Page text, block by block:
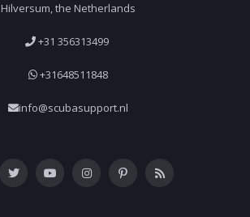
Hilversum, the Netherlands
+31 356313499
+31648511848
info@scubasupport.nl